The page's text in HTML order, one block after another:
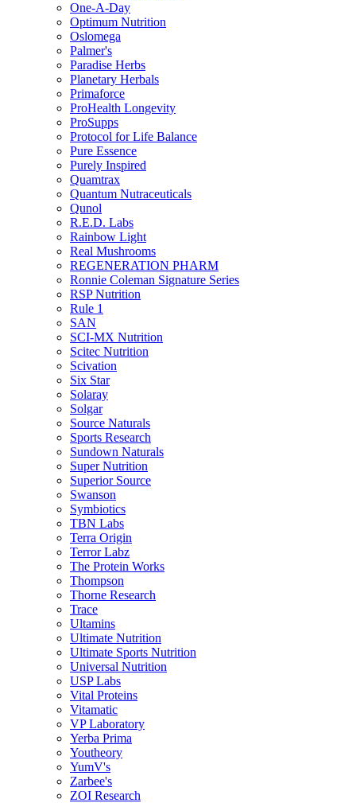
One-A-Day
Optimum Nutrition
Oslomega
Palmer's
Paradise Herbs
Planetary Herbals
Primaforce
ProHealth Longevity
ProSupps
Protocol for Life Balance
Pure Essence
Purely Inspired
Quamtrax
Quantum Nutraceuticals
Qunol
R.E.D. Labs
Rainbow Light
Real Mushrooms
REGENERATION PHARM
Ronnie Coleman Signature Series
RSP Nutrition
Rule 1
SAN
SCI-MX Nutrition
Scitec Nutrition
Scivation
Six Star
Solaray
Solgar
Source Naturals
Sports Research
Sundown Naturals
Super Nutrition
Superior Source
Swanson
Symbiotics
TBN Labs
Terra Origin
Terror Labz
The Protein Works
Thompson
Thorne Research
Trace
Ultamins
Ultimate Nutrition
Ultimate Sports Nutrition
Universal Nutrition
USP Labs
Vital Proteins
Vitamatic
VP Laboratory
Yerba Prima
Youtheory
YumV's
Zarbee's
ZOI Research